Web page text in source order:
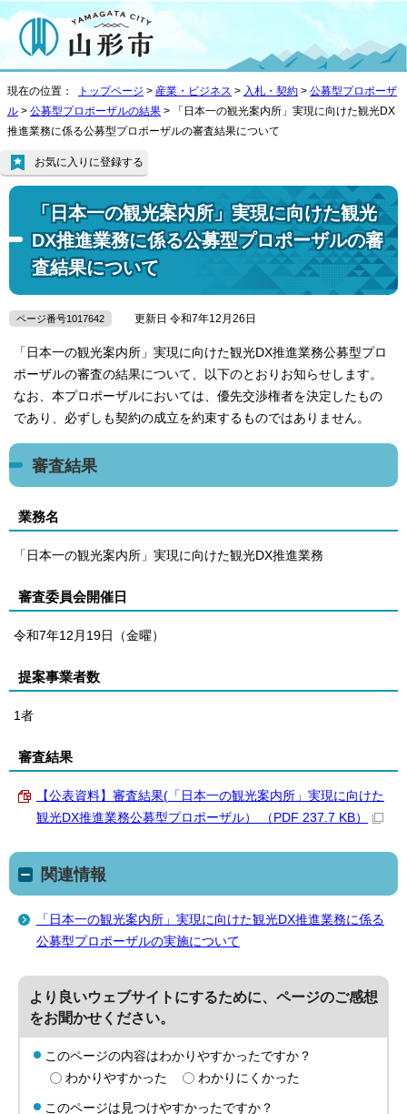
現在の位置： トップページ > 産業・ビジネス > 入札・契約 > 公募型プロポーザ
ル > 公募型プロポーザルの結果 > 「日本一の観光案内所」実現に向けた観光DX
推進業務に係る公募型プロポーザルの審査結果について
「日本一の観光案内所」実現に向けた観光
DX推進業務に係る公募型プロポーザルの審
査結果について
お気に入りに登録する
ページ番号1017642 更新日 令和7年12月26日
「日本一の観光案内所」実現に向けた観光DX推進業務公募型プロ
ポーザルの審査の結果について、以下のとおりお知らせします。
なお、本プロポーザルにおいては、優先交渉権者を決定したもの
であり、必ずしも契約の成立を約束するものではありません。
審査結果
業務名
「日本一の観光案内所」実現に向けた観光DX推進業務
審査委員会開催日
令和7年12月19日（金曜）
提案事業者数
1者
審査結果
【公表資料】審査結果(「日本一の観光案内所」実現に向けた
観光DX推進業務公募型プロポーザル） （PDF 237.7 KB）
関連情報
「日本一の観光案内所」実現に向けた観光DX推進業務に係る
公募型プロポーザルの実施について
より良いウェブサイトにするために、ページのご感想
をお聞かせください。
このページの内容はわかりやすかったですか？
わかりやすかった
わかりにくかった
このページは見つけやすかったですか？